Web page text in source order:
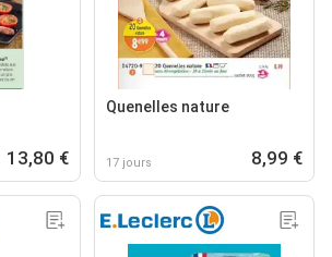
13,80 €
Quenelles nature
17 jours 8,99 €